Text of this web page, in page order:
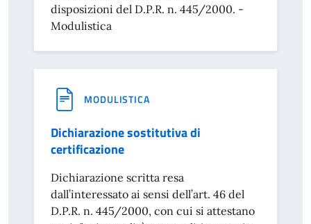
disposizioni del D.P.R. n. 445/2000. -
Modulistica
MODULISTICA
Dichiarazione sostitutiva di
certificazione
Dichiarazione scritta resa
dall’interessato ai sensi dell’art. 46 del
D.P.R. n. 445/2000, con cui si attestano